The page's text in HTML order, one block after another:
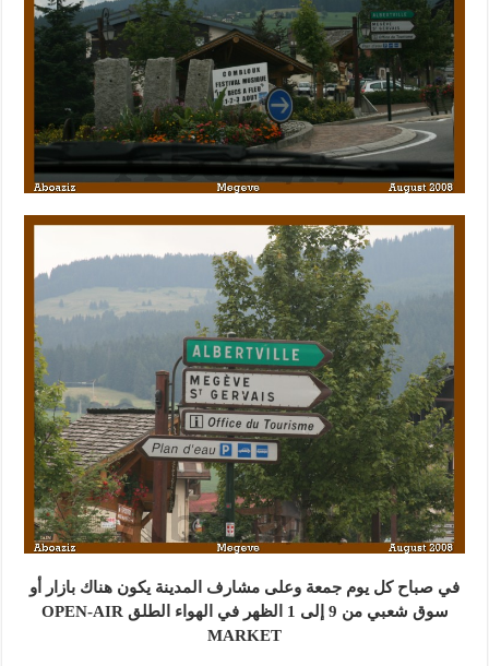
في صباح كل يوم جمعة وعلى مشارف المدينة يكون هناك بازار أو
سوق شعبي من 9 إلى 1 الظهر في الهواء الطلق OPEN-AIR
MARKET